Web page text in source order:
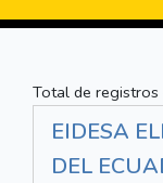
Total de
EIDESA
DEL